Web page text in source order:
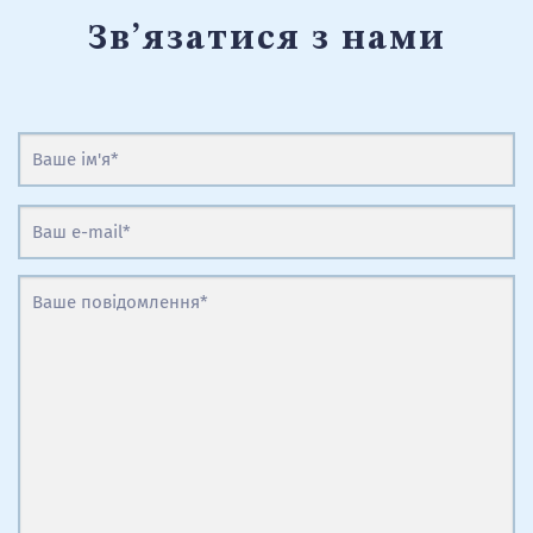
Зв’язатися з нами